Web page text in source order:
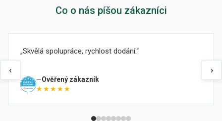
Co o nás píšou zákazníci
‹
Skvělá spolupráce, rychlost dodání.
Ověřený zákazník
★★★★★
›